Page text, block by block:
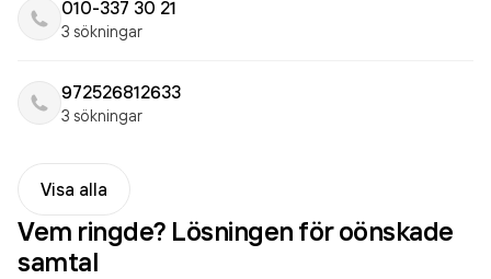
010-337 30 21
3 sökningar
972526812633
3 sökningar
Visa alla
Vem ringde? Lösningen för oönskade
samtal